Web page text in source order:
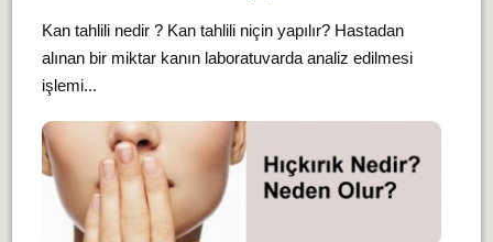
Kan tahlili nedir ? Kan tahlili niçin yapılır? Hastadan
alınan bir miktar kanın laboratuvarda analiz edilmesi
işlemi...